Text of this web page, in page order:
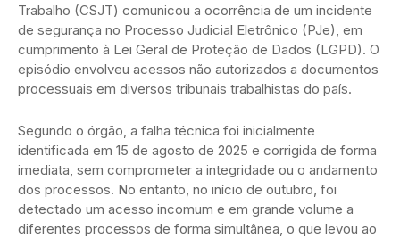
Trabalho (CSJT) comunicou a ocorrência de um incidente
de segurança no Processo Judicial Eletrônico (PJe), em
cumprimento à Lei Geral de Proteção de Dados (LGPD). O
episódio envolveu acessos não autorizados a documentos
processuais em diversos tribunais trabalhistas do país.
Segundo o órgão, a falha técnica foi inicialmente
identificada em 15 de agosto de 2025 e corrigida de forma
imediata, sem comprometer a integridade ou o andamento
dos processos. No entanto, no início de outubro, foi
detectado um acesso incomum e em grande volume a
diferentes processos de forma simultânea, o que levou ao